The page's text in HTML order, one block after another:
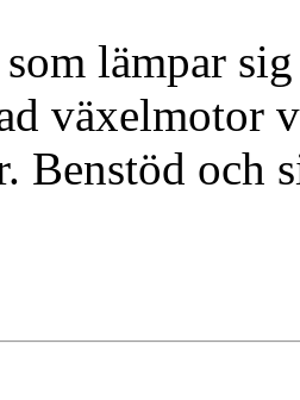
lämpar
växelmotor
Benstöd och